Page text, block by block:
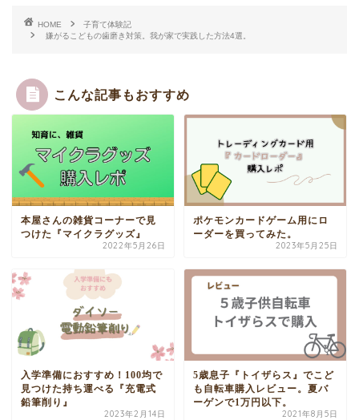
HOME
子育て体験記
嫌がるこどもの歯磨き対策。我が家で実践した方法4選。
こんな記事もおすすめ
本屋さんの雑貨コーナーで見
つけた『マイクラグッズ』
2022年5月26日
ポケモンカードゲーム用にロ
ーダーを買ってみた。
2023年5月25日
入学準備におすすめ！100均で
見つけた持ち運べる『充電式
鉛筆削り』
2023年2月14日
5歳息子『トイザらス』でこど
も自転車購入レビュー。夏バ
ーゲンで1万円以下。
2021年8月5日